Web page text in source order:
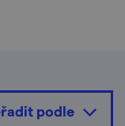
podle